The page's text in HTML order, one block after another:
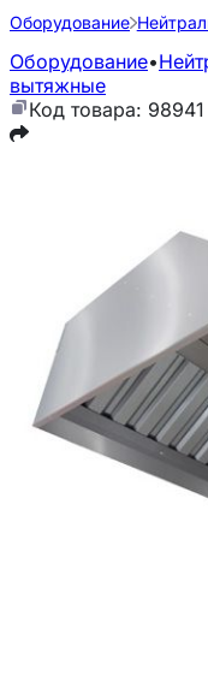
Оборудование
Оборудование•
вытяжные
Код товара: 98941